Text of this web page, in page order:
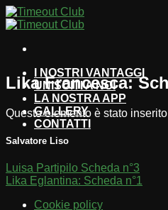
Salta
ai
I NOSTRI VANTAGGI
UNISCITI A NOI
LA NOSTRA APP
GALLERY
CONTATTI
Lika Francesca:
Questo elemento è stato
Salvatore Liso
Luisa Partipilo Scheda n°3
Lika Eglantina: Scheda n°1
Cookie policy